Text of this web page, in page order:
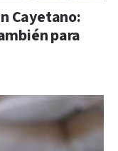
Cayetano:
para